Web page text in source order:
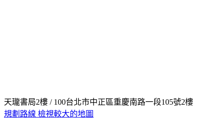
天瓏書局2樓 / 100台北市中正區重慶南路一段105號2樓
規劃路線 檢視較大的地圖